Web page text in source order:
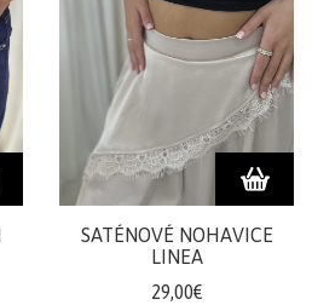
SATÉNOVÉ NOHAVICE
LINEA
29,00€